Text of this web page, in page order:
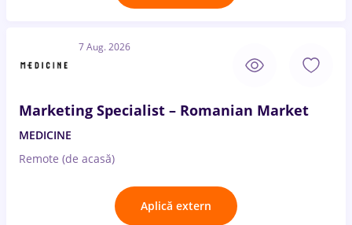
7 Aug. 2026
Marketing Specialist – Romanian Market
MEDICINE
Remote (de acasă)
Aplică extern